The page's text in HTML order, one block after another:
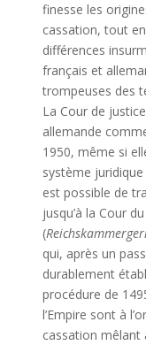
finesse les
cassation, tout
différences
français et
trompeuses des
La Cour de
allemande
1950, même si
système
est possible de
jusqu’à la Cour
(
qui, après un
durablement
procédure de
l’Empire sont à
cassation mêlant